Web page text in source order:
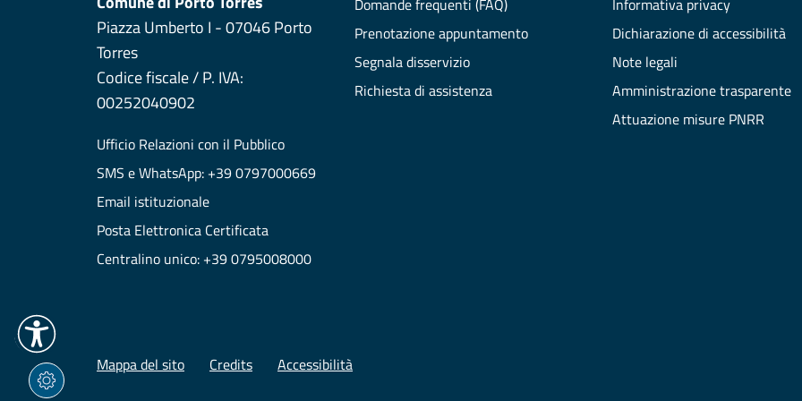
Piazza Umberto I - 07046 Porto
Torres
Codice fiscale / P. IVA:
00252040902
Ufficio Relazioni con il Pubblico
SMS e WhatsApp: +39 0797000669
Email istituzionale
Posta Elettronica Certificata
Centralino unico: +39 0795008000
Domande frequenti (FAQ)
Prenotazione appuntamento
Segnala disservizio
Richiesta di assistenza
Informativa privacy
Dichiarazione di accessibilità
Note legali
Amministrazione trasparente
Attuazione misure PNRR
Mappa del sito Credits Accessibilità